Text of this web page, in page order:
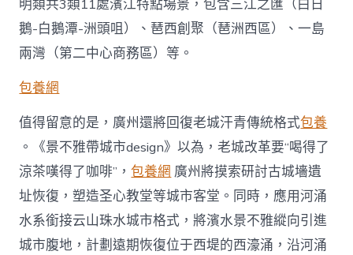
明類共3類11處濱江特點場景，包含三江之匯（白日
鵝-白鵝潭-洲頭咀）、琶西創聚（琶洲西區）、一島
兩灣（第二中心商務區）等。
包養網
值得留意的是，廣州還將回復老城汗青傳統格式包養
。《景不雅帶城市design》以為，老城改革要“喝得了
涼茶嘆得了咖啡”，包養網 廣州將摸索研討古城墻遺
址恢復，塑造圣心教堂等城市客堂。同時，應用河涌
水系銜接云山珠水城市格式，將濱水景不雅縱向引進
城市腹地，計劃遠期恢復位于西堤的西濠涌，沿河涌